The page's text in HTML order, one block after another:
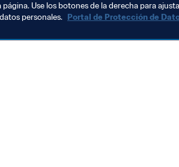
Use los botones de la derecha para
personales. Portal de Protección de